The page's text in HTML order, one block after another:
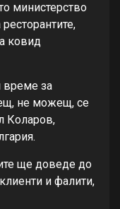
министерство
ковид
време за
не можещ, се
Коларов,
ще доведе до
и фалити,